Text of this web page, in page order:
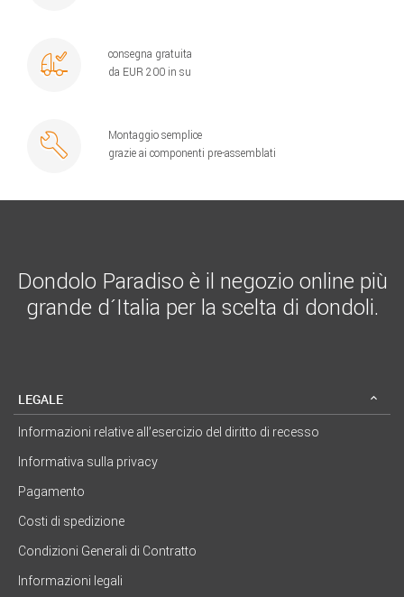
consegna gratuita
da EUR 200 in su
Montaggio semplice
grazie ai componenti pre-assemblati
Dondolo Paradiso è il negozio online più
grande d´Italia per la scelta di dondoli.
LEGALE
Informazioni relative all’esercizio del diritto di recesso
Informativa sulla privacy
Pagamento
Costi di spedizione
Condizioni Generali di Contratto
Informazioni legali